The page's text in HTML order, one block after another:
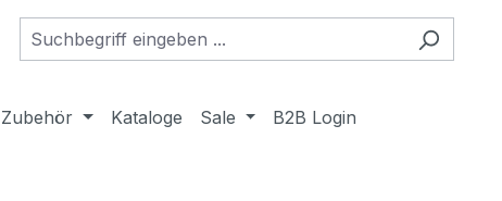
Zubehör Kataloge Sale B2B Login